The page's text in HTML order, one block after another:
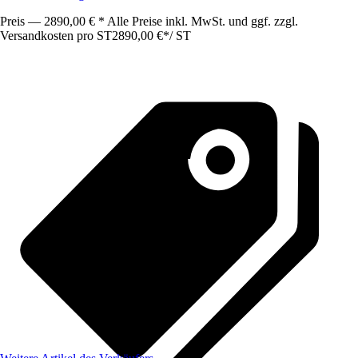
Preis — 2890,00 € * Alle Preise inkl. MwSt. und ggf. zzgl.
Versandkosten pro ST2890,00 €*/ ST